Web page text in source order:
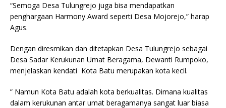
“Semoga Desa Tulungrejo juga bisa mendapatkan
penghargaan Harmony Award seperti Desa Mojorejo,” harap
Agus.
Dengan diresmikan dan ditetapkan Desa Tulungrejo sebagai
Desa Sadar Kerukunan Umat Beragama, Dewanti Rumpoko,
menjelaskan kendati Kota Batu merupakan kota kecil.
” Namun Kota Batu adalah kota berkualitas. Dimana kualitas
dalam kerukunan antar umat beragamanya sangat luar biasa